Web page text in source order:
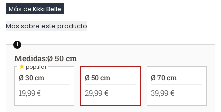
Más deKikki Belle
Más sobre este producto
1
Medidas:Ø 50 cm
★popular
Ø 30 cm
19,99 €
Ø 50 cm
29,99 €
Ø 70 cm
39,99 €